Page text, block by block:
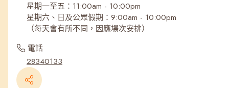
星期一至五：11:00am - 10:00pm
星期六、日及公眾假期：9:00am - 10:00pm
（每天會有所不同，因應場次安排）
電話
28340133